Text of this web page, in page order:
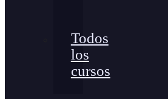
Todos
los
cursos